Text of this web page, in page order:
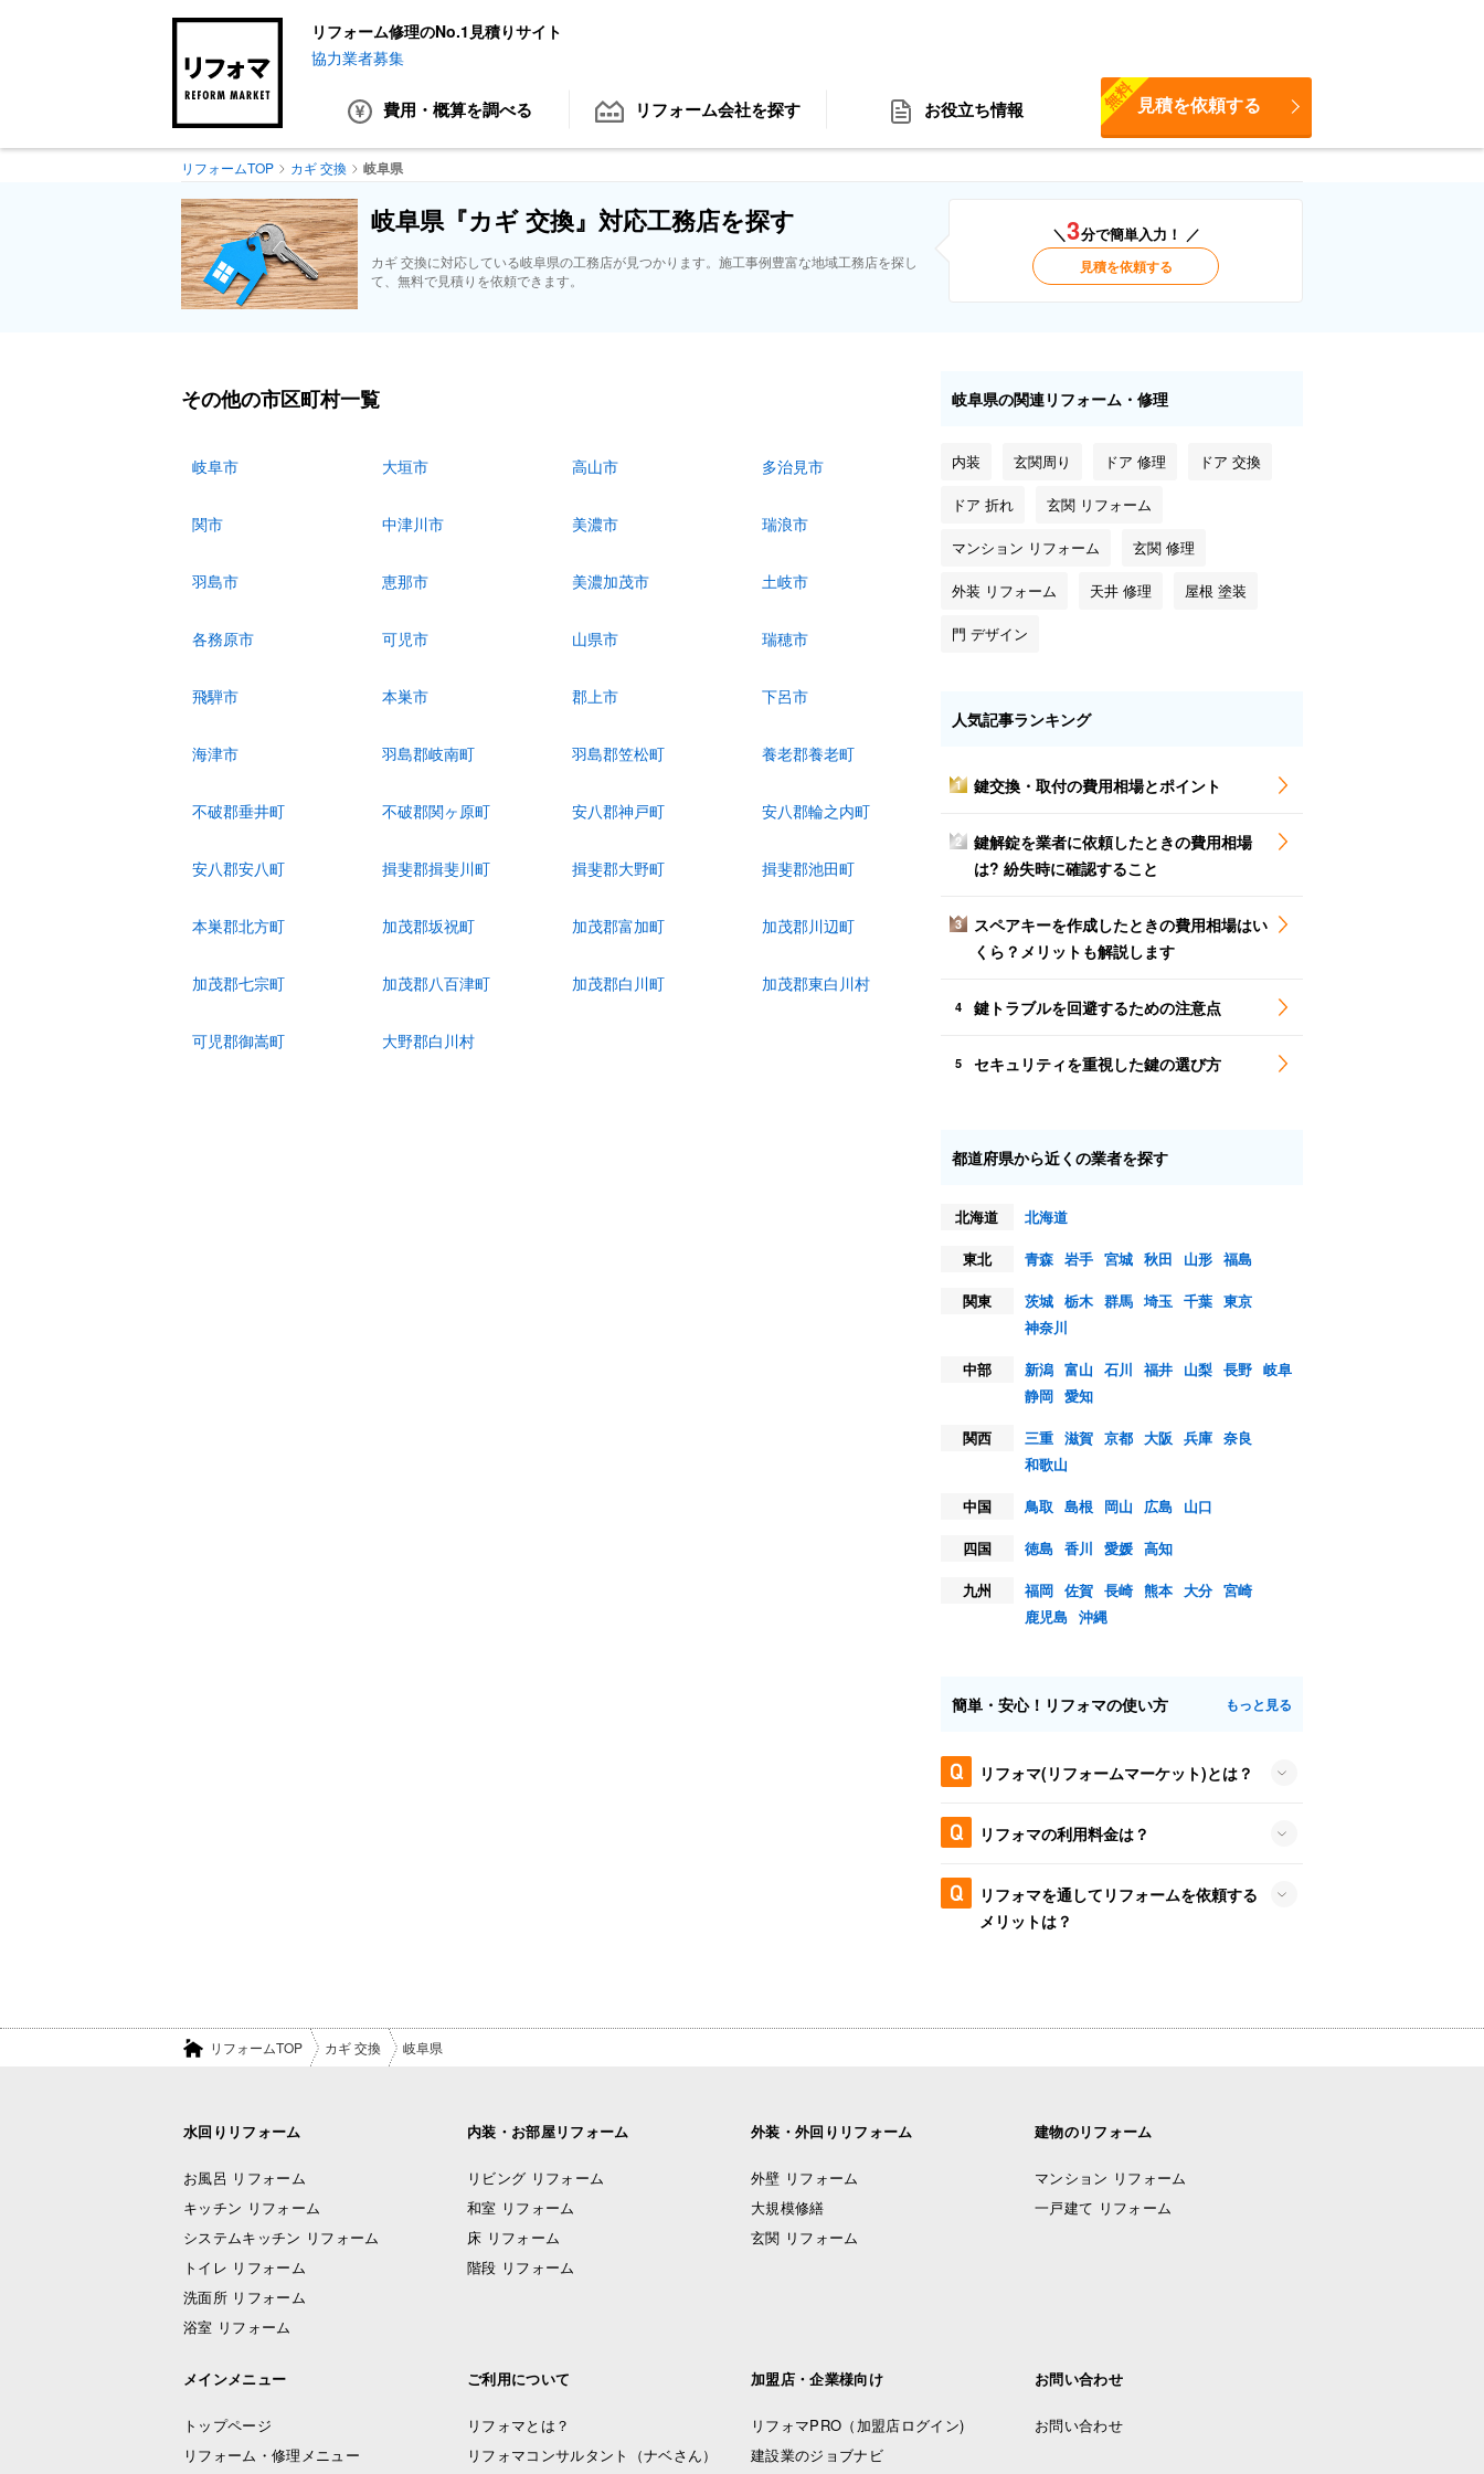
リフォーム修理のNo.1見積りサイト
協力業者募集
費用・概算を調べる リフォーム会社を探す お役立ち情報 見積を依頼する
無料
リフォームTOP カギ 交換 岐阜県
岐阜県『カギ 交換』対応工務店を探す
カギ 交換に対応している岐阜県の工務店が見つかります。施工事例豊富な地域工務店を探し
て、無料で見積りを依頼できます。
＼3分で簡単入力！ ／
見積を依頼する
その他の市区町村一覧
岐阜市 大垣市 高山市 多治見市
関市 中津川市 美濃市 瑞浪市
羽島市 恵那市 美濃加茂市 土岐市
各務原市 可児市 山県市 瑞穂市
飛騨市 本巣市 郡上市 下呂市
海津市 羽島郡岐南町 羽島郡笠松町 養老郡養老町
不破郡垂井町 不破郡関ヶ原町 安八郡神戸町 安八郡輪之内町
安八郡安八町 揖斐郡揖斐川町 揖斐郡大野町 揖斐郡池田町
本巣郡北方町 加茂郡坂祝町 加茂郡富加町 加茂郡川辺町
加茂郡七宗町 加茂郡八百津町 加茂郡白川町 加茂郡東白川村
可児郡御嵩町 大野郡白川村
岐阜県の関連リフォーム・修理
内装 玄関周り ドア 修理 ドア 交換
ドア 折れ 玄関 リフォーム
マンション リフォーム 玄関 修理
外装 リフォーム 天井 修理 屋根 塗装
門 デザイン
人気記事ランキング
1 鍵交換・取付の費用相場とポイント
2
鍵解錠を業者に依頼したときの費用相場
は? 紛失時に確認すること
3
スペアキーを作成したときの費用相場はい
くら？メリットも解説します
4 鍵トラブルを回避するための注意点
5 セキュリティを重視した鍵の選び方
都道府県から近くの業者を探す
北海道
北海道
東北
青森 岩手 宮城 秋田 山形 福島
関東
茨城 栃木 群馬 埼玉 千葉 東京
神奈川
中部
新潟 富山 石川 福井 山梨 長野 岐阜
静岡 愛知
関西
三重 滋賀 京都 大阪 兵庫 奈良
和歌山
中国
鳥取 島根 岡山 広島
山口
四国
徳島 香川 愛媛 高知
九州
福岡 佐賀 長崎 熊本 大分 宮崎
鹿児島 沖縄
簡単・安心！リフォマの使い方 もっと見る
リフォマ(リフォームマーケット)とは？
リフォマの利用料金は？
リフォマを通してリフォームを依頼する
メリットは？
リフォームTOP カギ 交換 岐阜県
水回りリフォーム
お風呂 リフォーム
キッチン リフォーム
システムキッチン リフォーム
トイレ リフォーム
洗面所 リフォーム
浴室 リフォーム
内装・お部屋リフォーム
リビング リフォーム
和室 リフォーム
床 リフォーム
階段 リフォーム
外装・外回りリフォーム
外壁 リフォーム
大規模修繕
玄関 リフォーム
建物のリフォーム
マンション リフォーム
一戸建て リフォーム
メインメニュー
トップページ
リフォーム・修理メニュー
ご利用について
リフォマとは？
リフォマコンサルタント（ナベさん）
加盟店・企業様向け
リフォマPRO （加盟店ログイン)
建設業のジョブナビ
お問い合わせ
お問い合わせ